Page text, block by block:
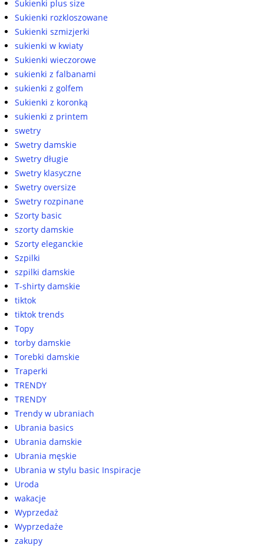
Sukienki plus size
Sukienki rozkloszowane
Sukienki szmizjerki
sukienki w kwiaty
Sukienki wieczorowe
sukienki z falbanami
sukienki z golfem
Sukienki z koronką
sukienki z printem
swetry
Swetry damskie
Swetry długie
Swetry klasyczne
Swetry oversize
Swetry rozpinane
Szorty basic
szorty damskie
Szorty eleganckie
Szpilki
szpilki damskie
T-shirty damskie
tiktok
tiktok trends
Topy
torby damskie
Torebki damskie
Traperki
TRENDY
TRENDY
Trendy w ubraniach
Ubrania basics
Ubrania damskie
Ubrania męskie
Ubrania w stylu basic Inspiracje
Uroda
wakacje
Wyprzedaż
Wyprzedaże
zakupy